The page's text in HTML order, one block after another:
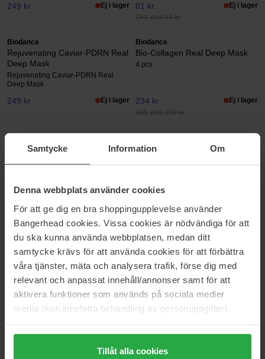
Samtycke Information Om
Denna webbplats använder cookies
För att ge dig en bra shoppingupplevelse använder
Bangerhead cookies. Vissa cookies är nödvändiga för att
du ska kunna använda webbplatsen, medan ditt
samtycke krävs för att använda cookies för att förbättra
våra tjänster, mäta och analysera trafik, förse dig med
relevant och anpassat innehåll/annonser samt för att
aktivera funktioner som används på sociala medier
media (kan innefatta behandling av personuppgifter).
Genom att trycka på "Tillåt alla cookies" accepterar du
alla cookies, medan du under "Detaljer" kan anpassa
Tillåt alla cookies
249 kr Ej i lager 81 kr
Ord. pris 89 kr
Ej i lager
Biodance
Rejuvenating Caviar-PDRN Real
Deep Mask
Rejuvenating Caviar-PDRN Real
Deep Mask
249 kr Ej i lager
Biodance
Bio-Collagen Real Deep Mask
4 pcs
234 kr
Ord. pris 259 kr
Ej i lager
Caviar PDRN Jelly Serum Mist
Ord. pris 219 kr
Hydro Cera-Nol Ampoule
Biodance
Skin-Glow Essence Cream
50 ml
469 kr
Biodance
Pore Tightening Collagen Cream
50 ml
519 kr
Skin Refining Mild Pha Toner
150 ml
Biodance
Skin Glow Vital Ampoule
50 ml